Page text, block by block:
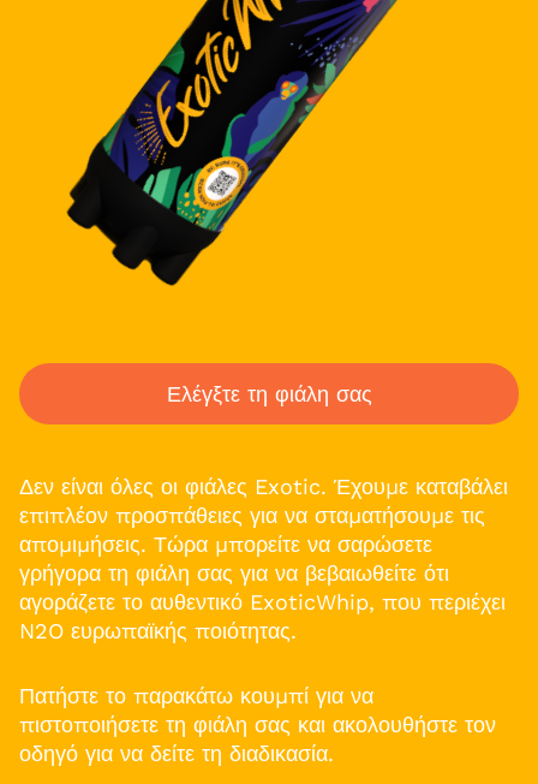
Δεν είναι όλες οι φιάλες Exotic. Έχουμε καταβάλει
επιπλέον προσπάθειες για να σταματήσουμε τις
απομιμήσεις. Τώρα μπορείτε να σαρώσετε
γρήγορα τη φιάλη σας για να βεβαιωθείτε ότι
αγοράζετε το αυθεντικό ExoticWhip, που περιέχει
N2O ευρωπαϊκής ποιότητας.
Πατήστε το παρακάτω κουμπί για να
πιστοποιήσετε τη φιάλη σας και ακολουθήστε τον
οδηγό για να δείτε τη διαδικασία.
Ελέγξτε τη φιάλη σας